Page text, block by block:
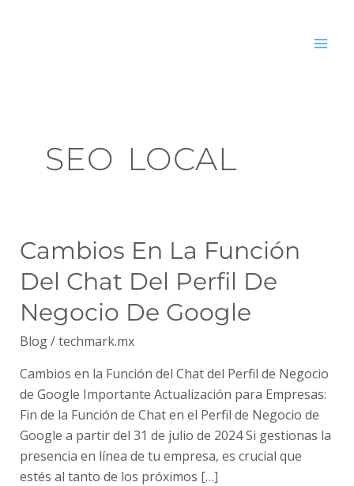
SEO LOCAL
Cambios En La Función
Del Chat Del Perfil De
Negocio De Google
Blog/techmark.mx
Cambios en la Función del Chat del Perfil de Negocio
de Google Importante Actualización para Empresas:
Fin de la Función de Chat en el Perfil de Negocio de
Google a partir del 31 de julio de 2024 Si gestionas la
presencia en línea de tu empresa, es crucial que
estés al tanto de los próximos […]
Cambios
en
la
Función
Chat
del
Perfil
de
Negocio
de
Google